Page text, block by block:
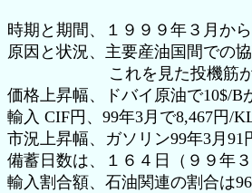
時期と期間、１９９９年３月から
原因と状況、主要産油国間での
これを見た投機筋が原
価格上昇幅、ドバイ原油で10$/B
輸入 CIF円、99年3月で8,467円/
市況上昇幅、ガソリン99年3月
備蓄日数は、１６４日（９９年３
輸入割合額、石油関連の割合は